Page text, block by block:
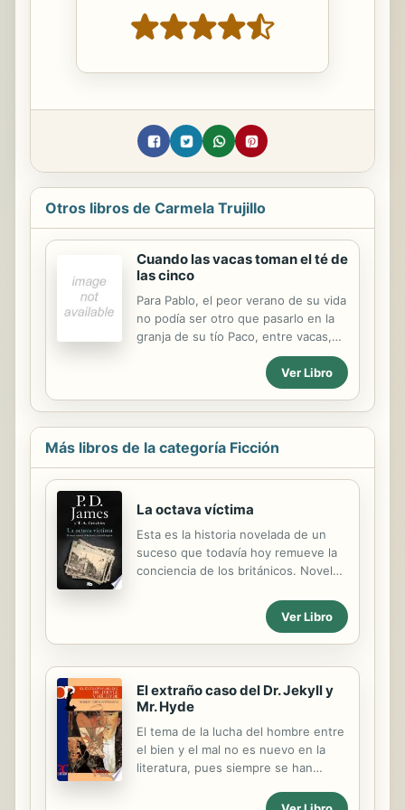
Otros libros de Carmela Trujillo
Cuando las vacas toman el té de
las cinco
Para Pablo, el peor verano de su vida
no podía ser otro que pasarlo en la
granja de su tío Paco, entre vacas,
cerdos, moscas, pájaros y toda clase
de olores propios de la vida en el
campo, y encima teniendo que
estudiar matemáticas y lengua. Sin
embargo, las cosas le parecerán
distintas cuando conoce a
día a día de las vacas en la granja.
Ver Libro
Más libros de la categoría Ficción
La octava víctima
Esta es la historia novelada de un
suceso que todavía hoy remueve la
conciencia de los británicos. Novela
conmocionó a la sociedad británica
de comienzos del siglo XIX. Un
crimen consterna a la sociedad
masacradas con saña. La presión
política se traduce en una sucesión
de pesquisas apresuradas y
erróneas, y en el suicidio del
inocente acusado de los crímenes.
Ver Libro
El extraño caso del Dr. Jekyll y
Mr. Hyde
El tema de la lucha del hombre entre
el bien y el mal no es nuevo en la
literatura, pues siempre se han
naturaleza de las personas; lo que sí